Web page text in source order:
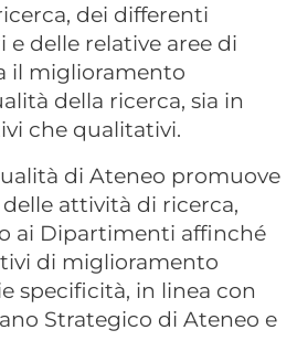
dei differenti
delle relative aree di
il miglioramento
della ricerca, sia in
che qualitativi.
di Ateneo promuove
attività di ricerca,
ai Dipartimenti affinché
di miglioramento
specificità, in linea con
Strategico di Ateneo e